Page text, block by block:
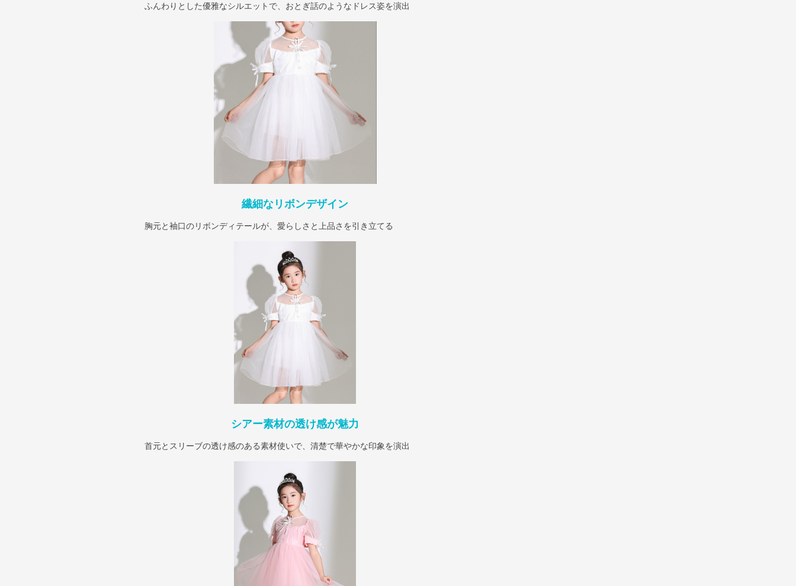
ふんわりとした優雅なシルエットで、おとぎ話のようなドレス姿を演出
繊細なリボンデザイン
胸元と袖口のリボンディテールが、愛らしさと上品さを引き立てる
シアー素材の透け感が魅力
首元とスリーブの透け感のある素材使いで、清楚で華やかな印象を演出